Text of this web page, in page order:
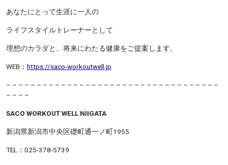
あなたにとって生涯に一人の
ライフスタイルトレーナーとして
理想のカラダと、将来にわたる健康をご提案します。
WEB： https://saco-workoutwell.jp
– – – – – – – – – – – – – – – – – – – – – – – – – – – – – – – – – – –
– – – –
SACO WORKOUT WELL NIIGATA
新潟県新潟市中央区礎町通一ノ町1955
TEL：025-378-5739